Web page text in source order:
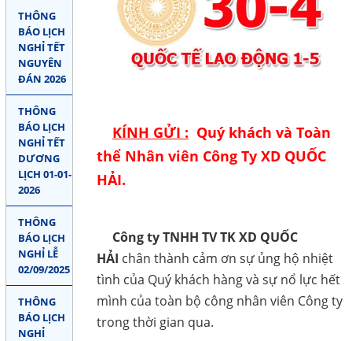
THÔNG
BÁO LỊCH
NGHỈ TẾT
NGUYÊN
ĐÁN 2026
THÔNG
BÁO LỊCH
NGHỈ TẾT
DƯƠNG
LỊCH 01-01-
2026
THÔNG
BÁO LỊCH
NGHỈ LỄ
02/09/2025
THÔNG
BÁO LỊCH
NGHỈ
KÍNH GỬI : Quý khách và Toàn
thể Nhân viên Công Ty XD QUỐC
HẢI.
Công ty TNHH TV TK XD QUỐC
HẢI chân thành cảm ơn sự ủng hộ nhiệt
tình của Quý khách hàng và sự nổ lực hết
mình của toàn bộ công nhân viên Công ty
trong thời gian qua.
Tin Tức - sự kiện
Liên hệ
THEO DÕI
Facebook
Google
Twitter
LIÊN HỆ
HotLine
0907 809 788
khuong.quochai@gmail.com
COPYRIGHT 2018. ALL RIGHTS RESERVED